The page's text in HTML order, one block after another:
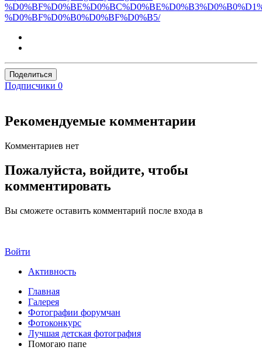
%D0%BF%D0%B0%D0%BF%D0%B5/
Поделиться
Подписчики 0
Рекомендуемые комментарии
Комментариев нет
Пожалуйста, войдите, чтобы
комментировать
Вы сможете оставить комментарий после входа в
Войти
Активность
Главная
Галерея
Фотографии форумчан
Фотоконкурс
Лучшая детская фотография
Помогаю папе